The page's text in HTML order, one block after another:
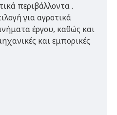
περιβάλλοντα .
για αγροτικά
έργου, καθώς και
και εμπορικές